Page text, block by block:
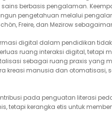
berbasis pengalaman.
pengetahuan melalui
Freire, dan Mezirow
digital dalam pendidikan
ruang interaksi digital,
sebagai ruang praxis yang
manusia dan otomatisasi,
pada penguatan literasi
tetapi kerangka etis untuk